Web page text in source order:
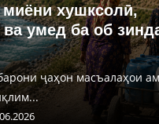
миёни хушксолӣ,
умед ба об
ҷаҳон масъалаҳои